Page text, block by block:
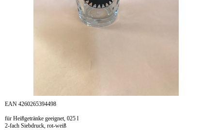
EAN 4260265394498
für Heißgetränke geeignet, 025 l
2-fach Siebdruck, rot-weiß